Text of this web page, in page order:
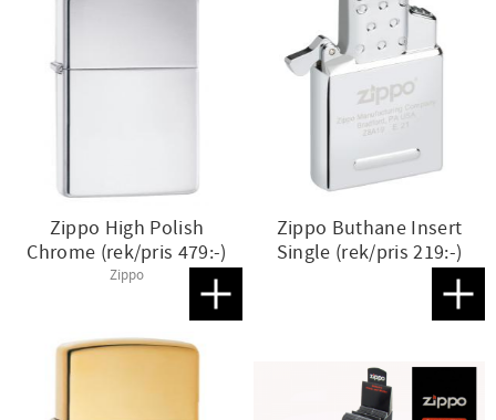
Zippo High Polish
Chrome (rek/pris 479:-)
Zippo
Lägg till i favoriter
Zippo Buthane Insert
Single (rek/pris 219:-)